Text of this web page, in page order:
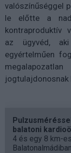
valószínűséggel
le előtte a
kontraproduktív
az ügyvéd,
egyértelműen
jogtulajdonosnak
balatoni
4 és egy 8 km-